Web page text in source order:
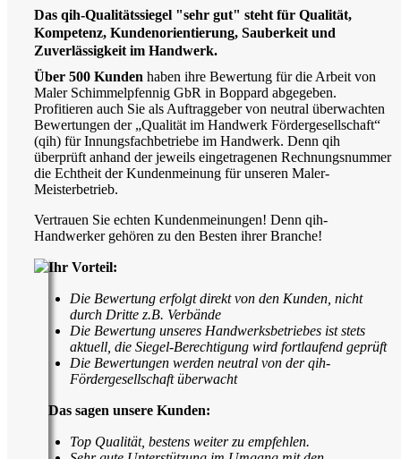
Das qih-Qualitätssiegel "sehr gut" steht für Qualität,
Kompetenz, Kundenorientierung, Sauberkeit und
Zuverlässigkeit im Handwerk.
Über 500 Kunden haben ihre Bewertung für die Arbeit von
Maler Schimmelpfennig GbR in Boppard abgegeben.
Profitieren auch Sie als Auftraggeber von neutral überwachten
Bewertungen der „Qualität im Handwerk Fördergesellschaft“
(qih) für Innungsfachbetriebe im Handwerk. Denn qih
überprüft anhand der jeweils eingetragenen Rechnungsnummer
die Echtheit der Kundenmeinung für unseren Maler-
Meisterbetrieb.
Vertrauen Sie echten Kundenmeinungen! Denn qih-
Handwerker gehören zu den Besten ihrer Branche!
Ihr Vorteil:
Die Bewertung erfolgt direkt von den Kunden, nicht
durch Dritte z.B. Verbände
Die Bewertung unseres Handwerksbetriebes ist stets
aktuell, die Siegel-Berechtigung wird fortlaufend geprüft
Die Bewertungen werden neutral von der qih-
Fördergesellschaft überwacht
Das sagen unsere Kunden:
Top Qualität, bestens weiter zu empfehlen.